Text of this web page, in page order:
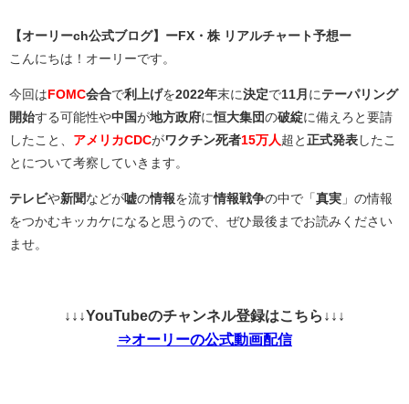
【オーリーch公式ブログ】ーFX・株 リアルチャート予想ー
こんにちは！オーリーです。
今回は FOMC会合で利上げを2022年末に決定で11月 に テーパリング
開始する可能性や中国が地方政府に恒大集団の破綻に備えろと要請
したこと、 アメリカCDCがワクチン死者15万人 超と 正式発表 したこ
とについて考察していきます。
テレビや新聞などが嘘の情報を流す情報戦争の中で「 真実 」の情報
をつかむキッカケになると思うので、ぜひ最後までお読みください
ませ。
↓↓↓YouTubeのチャンネル登録はこちら↓↓↓
⇒オーリーの公式動画配信